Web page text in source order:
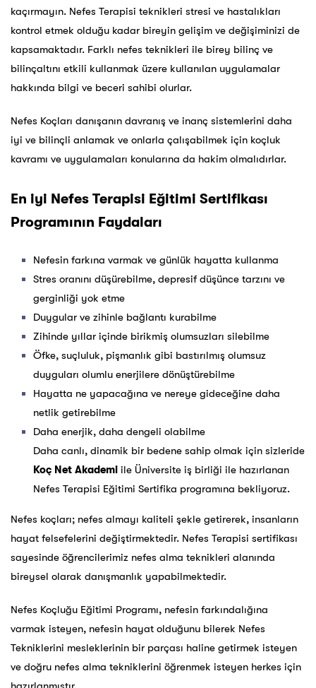
kaçırmayın. Nefes Terapisi teknikleri stresi ve hastalıkları
kontrol etmek olduğu kadar bireyin gelişim ve değişiminizi de
kapsamaktadır. Farklı nefes teknikleri ile birey bilinç ve
bilinçaltını etkili kullanmak üzere kullanılan uygulamalar
hakkında bilgi ve beceri sahibi olurlar.
Nefes Koçları danışanın davranış ve inanç sistemlerini daha
iyi ve bilinçli anlamak ve onlarla çalışabilmek için koçluk
kavramı ve uygulamaları konularına da hakim olmalıdırlar.
En iyi Nefes Terapisi Eğitimi Sertifikası
Programının Faydaları
Nefesin farkına varmak ve günlük hayatta kullanma
Stres oranını düşürebilme, depresif düşünce tarzını ve
gerginliği yok etme
Duygular ve zihinle bağlantı kurabilme
Zihinde yıllar içinde birikmiş olumsuzları silebilme
Öfke, suçluluk, pişmanlık gibi bastırılmış olumsuz
duyguları olumlu enerjilere dönüştürebilme
Hayatta ne yapacağına ve nereye gideceğine daha
netlik getirebilme
Daha enerjik, daha dengeli olabilme
Daha canlı, dinamik bir bedene sahip olmak için sizleride
Koç Net Akademi ile Üniversite iş birliği ile hazırlanan
Nefes Terapisi Eğitimi Sertifika programına bekliyoruz.
Nefes koçları; nefes almayı kaliteli şekle getirerek, insanların
hayat felsefelerini değiştirmektedir. Nefes Terapisi sertifikası
sayesinde öğrencilerimiz nefes alma teknikleri alanında
bireysel olarak danışmanlık yapabilmektedir.
Nefes Koçluğu Eğitimi Programı, nefesin farkındalığına
varmak isteyen, nefesin hayat olduğunu bilerek Nefes
Tekniklerini mesleklerinin bir parçası haline getirmek isteyen
ve doğru nefes alma tekniklerini öğrenmek isteyen herkes için